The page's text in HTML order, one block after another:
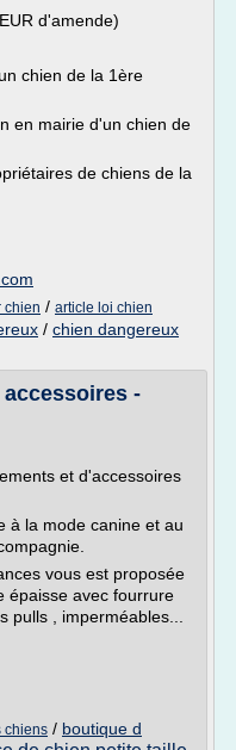
d'amende)
chien de la 1ère
en mairie d'un chien de
de chiens de la
chien / article loi chien
/ chien dangereux
-
et d'accessoires
à la mode canine et au
vous est proposée
épaisse avec fourrure
pulls , imperméables...
chiens / boutique d